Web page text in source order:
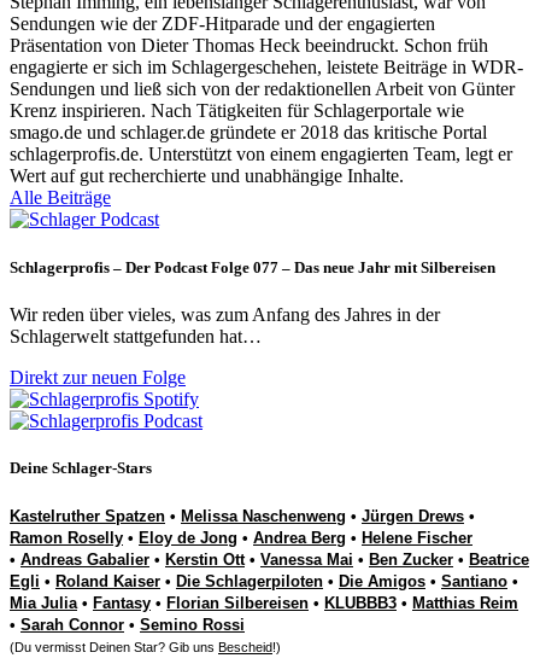
Sendungen wie der ZDF-Hitparade und der engagierten
Präsentation von Dieter Thomas Heck beeindruckt. Schon früh
engagierte er sich im Schlagergeschehen, leistete Beiträge in WDR-
Sendungen und ließ sich von der redaktionellen Arbeit von Günter
Krenz inspirieren. Nach Tätigkeiten für Schlagerportale wie
smago.de und schlager.de gründete er 2018 das kritische Portal
schlagerprofis.de. Unterstützt von einem engagierten Team, legt er
Wert auf gut recherchierte und unabhängige Inhalte.
Alle Beiträge
Schlagerprofis – Der Podcast Folge 077 – Das neue Jahr mit Silbereisen
Wir reden über vieles, was zum Anfang des Jahres in der
Schlagerwelt stattgefunden hat…
Direkt zur neuen Folge
Deine Schlager-Stars
Kastelruther Spatzen • Melissa Naschenweng • Jürgen Drews •
Ramon Roselly • Eloy de Jong • Andrea Berg • Helene Fischer
• Andreas Gabalier • Kerstin Ott• Vanessa Mai • Ben Zucker • Beatrice
Egli • Roland Kaiser • Die Schlagerpiloten • Die Amigos • Santiano •
Mia Julia• Fantasy • Florian Silbereisen • KLUBBB3 • Matthias Reim
• Sarah Connor • Semino Rossi
(Du vermisst Deinen Star? Gib uns Bescheid!)